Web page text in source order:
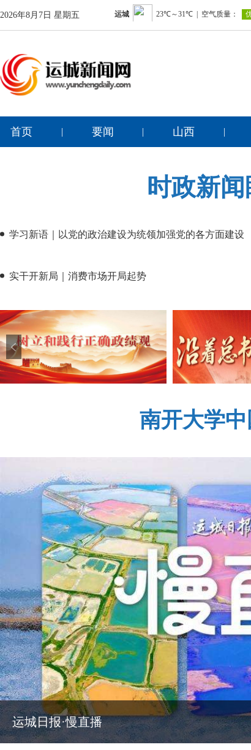
2026年8月7日 星期五
首页 | 要闻 | 山西 |
时政新
学习新语｜以党的政治建设为统领加强党的各方面建设
实干开新局｜消费市场开局起势
南开大学
高速互通绘就绿色交通图景